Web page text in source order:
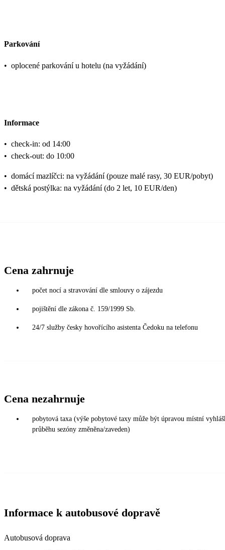
Parkování
• oplocené parkování u hotelu (na vyžádání)
Informace
• check-in: od 14:00
• check-out: do 10:00
• domácí mazlíčci: na vyžádání (pouze malé rasy, 30 EUR/pobyt)
• dětská postýlka: na vyžádání (do 2 let, 10 EUR/den)
Cena zahrnuje
počet nocí a stravování dle smlouvy o zájezdu
pojištění dle zákona č. 159/1999 Sb.
24/7 služby česky hovořícího asistenta Čedoku na telefonu
Cena nezahrnuje
pobytová taxa (výše pobytové taxy může být úpravou místní
průběhu sezóny změněna/zaveden)
Informace k autobusové dopravě
Autobusová doprava